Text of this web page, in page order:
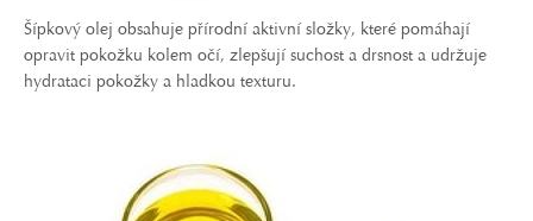
Šípkový olej obsahuje přírodní aktivní složky, které pomáhají
opravit pokožku kolem očí, zlepšují suchost a drsnost a udržuje
hydrataci pokožky a hladkou texturu.